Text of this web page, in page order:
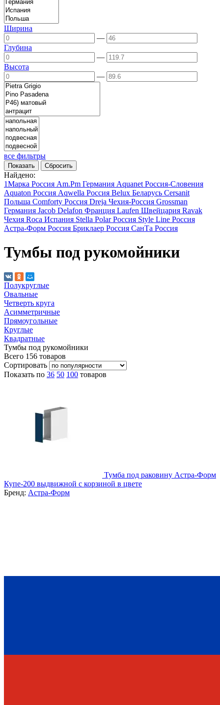
Ширина
—
Глубина
—
Высота
—
все фильтры
Найдено:
1Марка Россия Am.Pm Германия Aquanet Россия-Словения
Aquaton Россия Aqwella Россия Belux Беларусь Cersanit
Польша Comforty Россия Dreja Чехия-Россия Grossman
Германия Jacob Delafon Франция Laufen Швейцария Ravak
Чехия Roca Испания Stella PolarРоссия Style Line Россия
Астра-Форм Россия Бриклаер Россия СанТа Россия
Тумбы под рукомойники
Полукруглые
Овальные
Четверть круга
Асимметричные
Прямоугольные
Круглые
Квадратные
Тумбы под рукомойники
Всего 156 товаров
Сортировать
Показать по 36 50 100 товаров
Тумба под раковину Астра-Форм
Купе-200 выдвижной с корзиной в цвете
Бренд: Астра-Форм